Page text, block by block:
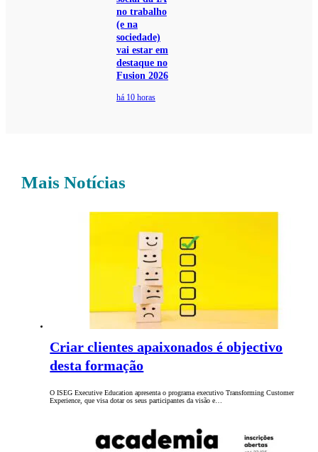
no trabalho
(e na
sociedade)
vai estar em
destaque no
Fusion 2026
há 10 horas
Mais Notícias
Criar clientes apaixonados é objectivo
desta formação
O ISEG Executive Education apresenta o programa executivo Transforming Customer
Experience, que visa dotar os seus participantes da visão e…